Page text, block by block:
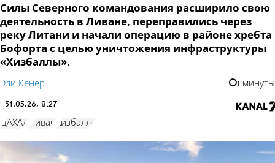
Силы Северного командования расширило свою
деятельность в Ливане, переправились через
реку Литани и начали операцию в районе хребта
Бофорта с целью уничтожения инфраструктуры
«Хизбаллы».
Эли Кенер 1 минуты
31.05.26, 8:27
ЦАХАЛ Ливан Хизбалла